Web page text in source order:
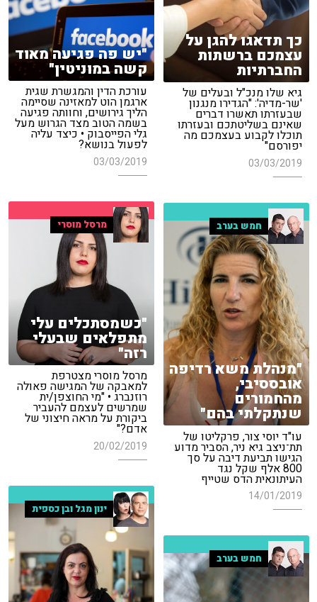
כך תדאגו להגן על
עצמכם ברשתות
החברתיות
גיא שלו מנכ"ל ובעלים של
'שר-מדיה': "הגדירו מנגנון
שבעזרתו תאשרו דברים
שאינם בשליטתכם ובעזרתו
תוכלו לקבוע בעצמכם מה
יפורסם"
03/03/2019
"יש פה פגיעה מאוד
קשה במוניטין"
עורכת הדין והמגשרת שגית
ארגמן הוט למאזינה שסיימה
הליך גירושים, וחוותה פגיעה
בשמה הטוב מצד הגרוש מעל
גלי הפייסבוק • כיצד עליה
לפעול בנושא?
03/03/2019
מרסל מוסרי
"כשמסתכלים עלי
מתפלאים שבעלי
רזה"
מרסל מוסרי מצטרפת
למאבקה של המגישה פאולה
רוזנברג • "מי החוצפן/ית
שמרשים לעצמם להעביר
ביקורת על מראה חיצוני של
אדם?"
20/02/2019
חמש בערב
"מנהלת משא רדיפה
אובססיבי,
מהחמורים
שנתקלתי בהם"
עו"ד יוסי צור, פרקליטו של
תת־ניצב גיא ניר, הסביר מדוע
הגישו תביעת דיבה על סך
800 אלף שקל נגד
העיתונאית הדס שטייף
14/01/2019
ינון מגל ובן כספית
חמש בערב